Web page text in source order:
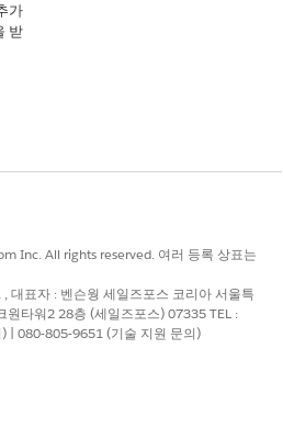
의견을 보내주세요.
가
받
Inc. All rights reserved. 여러 등록 상표는
대표자 : 벤슨웡 세일즈포스 코리아 서울특
타워2 28층 (세일즈포스) 07335 TEL :
| 080-805-9651 (기술 지원 문의)